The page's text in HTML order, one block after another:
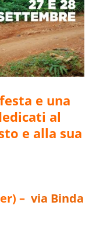
e una
al
e alla sua
– via Binda